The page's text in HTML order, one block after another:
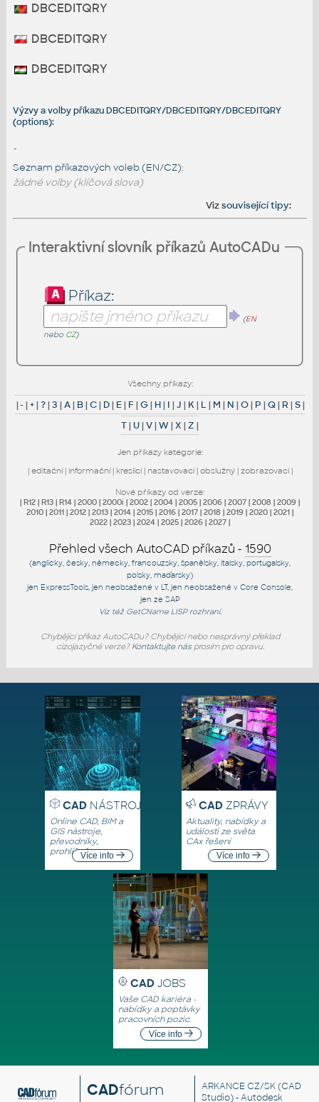
DBCEDITQRY
DBCEDITQRY
DBCEDITQRY
Výzvy a volby příkazu DBCEDITQRY/DBCEDITQRY/DBCEDITQRY
(options):
-
Seznam příkazových voleb (EN/CZ):
žádné volby (klíčová slova)
Vizsouvisející tipy:
Interaktivní slovník příkazů AutoCADu
Příkaz:
(EN
nebo CZ)
Všechny příkazy:
|- |+|?|3 |A| B|C| D| E| F |G| H| I |J | K| L | M | N |O| P |Q| R |S|
T| U|V|W|X |Z |
Jen příkazy kategorie:
| editační| informační| kreslicí| nastavovací| obslužný| zobrazovací|
Nové příkazy od verze:
| R12 | R13 | R14 | 2000 | 2000i | 2002 | 2004 | 2005 | 2006 | 2007 | 2008 | 2009 |
2010 | 2011 | 2012 | 2013 | 2014 | 2015 | 2016 | 2017 | 2018 | 2019 | 2020 | 2021 |
2022 | 2023 | 2024 | 2025 | 2026 | 2027 |
Přehled všech AutoCAD příkazů - 1590
(anglicky, česky, německy, francouzsky, španělsky, italsky, portugalsky,
polsky, maďarsky)
jen ExpressTools , jen neobsažené v LT, jen neobsažené v Core Console
jen ze SAP
Viz též GetCNameLISP rozhraní.
Chybějící příkaz AutoCADu? Chybějící nebo nesprávný překlad
cizojazyčné verze? Kontaktujte násprosím pro opravu.
CADNÁSTROJE
Online CAD, BIM a
GIS nástroje,
převodníky,
prohlížečeVíce info
CADZPRÁVY
Aktuality, nabídky a
události ze světa
CAx řešení
Více info
CAD JOBS
Vaše CAD kariéra -
nabídky a poptávky
pracovních pozic
Více info
CADfórum ARKANCE CZ/SK(CAD
Studio) - Autodesk